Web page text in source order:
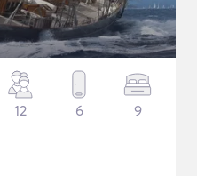
12 6 9